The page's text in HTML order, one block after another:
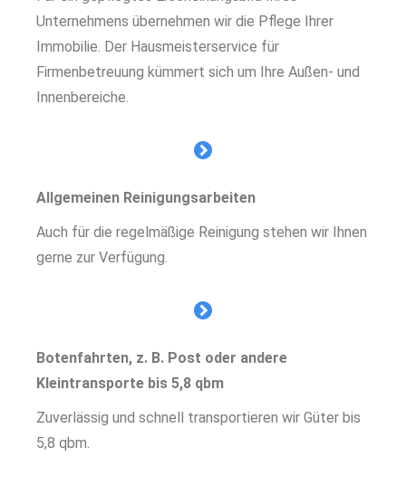
Unternehmens übernehmen wir die Pflege Ihrer
Immobilie. Der Hausmeisterservice für
Firmenbetreuung kümmert sich um Ihre Außen- und
Innenbereiche.
Allgemeinen Reinigungsarbeiten
Auch für die regelmäßige Reinigung stehen wir Ihnen
gerne zur Verfügung.
Botenfahrten, z. B. Post oder andere
Kleintransporte bis 5,8 qbm
Zuverlässig und schnell transportieren wir Güter bis
5,8 qbm.